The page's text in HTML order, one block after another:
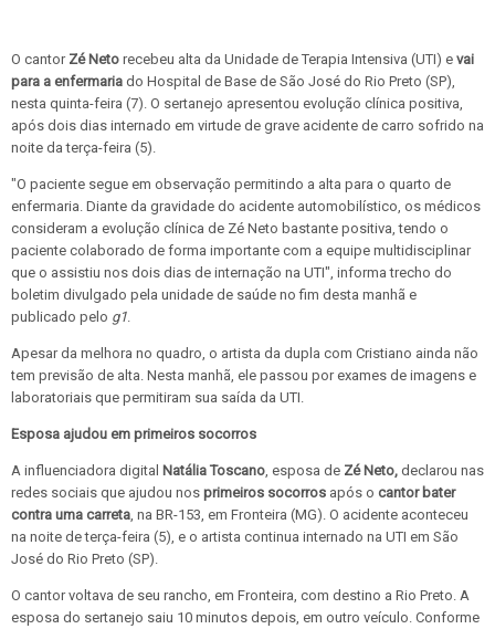
O cantor Zé Neto recebeu alta da Unidade de Terapia Intensiva (UTI) e vai
para a enfermaria do Hospital de Base de São José do Rio Preto (SP),
nesta quinta-feira (7). O sertanejo apresentou evolução clínica positiva,
após dois dias internado em virtude de grave acidente de carro sofrido na
noite da terça-feira (5).
"O paciente segue em observação permitindo a alta para o quarto de
enfermaria. Diante da gravidade do acidente automobilístico, os médicos
consideram a evolução clínica de Zé Neto bastante positiva, tendo o
paciente colaborado de forma importante com a equipe multidisciplinar
que o assistiu nos dois dias de internação na UTI", informa trecho do
boletim divulgado pela unidade de saúde no fim desta manhã e
publicado pelo g1
Apesar da melhora no quadro, o artista da dupla com Cristiano ainda não
tem previsão de alta. Nesta manhã, ele passou por exames de imagens e
laboratoriais que permitiram sua saída da UTI.
Esposa ajudou em primeiros socorros
A influenciadora digital Natália Toscano , esposa de Zé Neto, declarou nas
redes sociais que ajudou nos primeiros socorros após o cantor bater
contra uma carreta , na BR-153, em Fronteira (MG). O acidente aconteceu
na noite de terça-feira (5), e o artista continua internado na UTI em São
José do Rio Preto (SP).
O cantor voltava de seu rancho, em Fronteira, com destino a Rio Preto. A
esposa do sertanejo saiu 10 minutos depois, em outro veículo. Conforme